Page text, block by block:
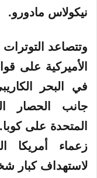
نيكولاس مادورو.
وتتصاعد
الأميركية على
في البحر
جانب الحصار
المتحدة على
زعماء أمريكا
لاستهداف كبار